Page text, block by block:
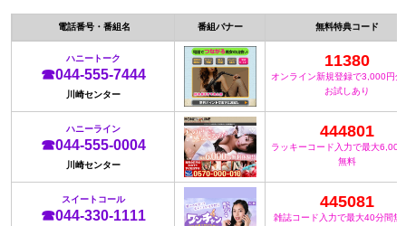
電話番号・番組名 番組バナー 無料特典コード
ハニートーク
☎044-555-7444
川崎センター
11380
オンライン新規登録で3,000円分
お試しあり
ハニーライン
☎044-555-0004
川崎センター
444801
ラッキーコード入力で最大6,000
無料
スイートコール
☎044-330-1111
445081
雑誌コード入力で最大40分間無